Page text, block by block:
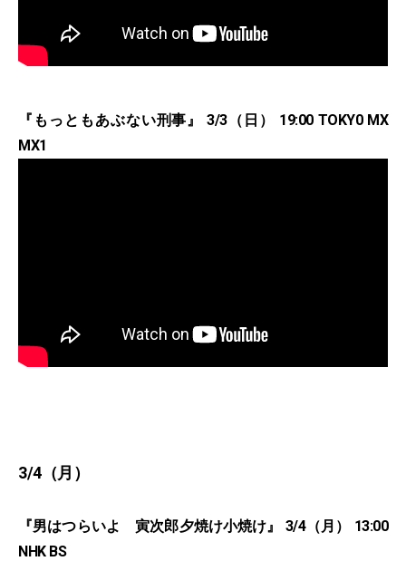
『もっともあぶない刑事』 3/3（日） 19:00 TOKY0 MX
MX1
3/4（月）
『男はつらいよ 寅次郎夕焼け小焼け』 3/4（月） 13:00
NHK BS